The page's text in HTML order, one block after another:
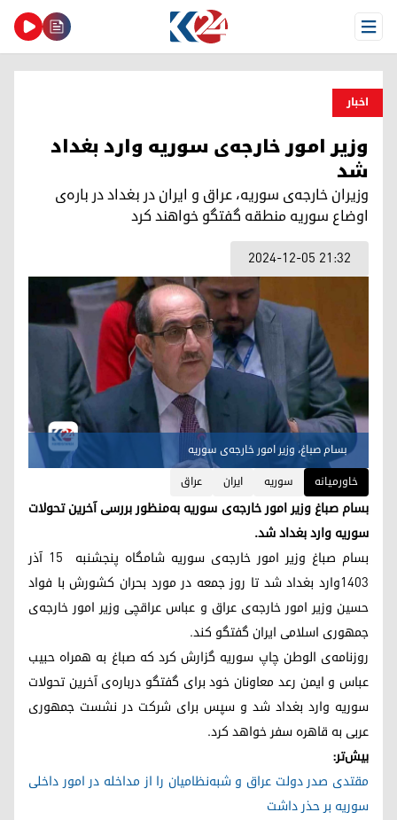
Open Menu
اخبار
وزیر امور خارجه‌‌ی سوریه وارد بغداد
شد
وزیران خارجه‌ی سوریه، عراق و ایران در بغداد در باره‌ی
اوضاع سوریه منطقه گفتگو خواهند کرد
2024-12-05 21:32
بسام صباغ، وزیر امور خارجه‌ی سوریه
خاورمیانه
سوریه ایران عراق
بسام صباغ وزیر امور خارجه‌ی سوریه به‌منظور بررسی آخرین تحولات
سوریه وارد بغداد شد.
بسام صباغ وزیر امور خارجه‌‌ی سوریه شامگاه پنجشنبه ۱۵ آذر
۱۴۰۳وارد بغداد شد تا روز جمعه در مورد بحران کشورش با فواد
حسین وزیر امور خارجه‌ی عراق و عباس عراقچی وزیر امور خارجه‌ی
جمهوری اسلامی ایران گفتگو کند.
روزنامه‌ی الوطن چاپ سوریه گزارش کرد که صباغ به همراه حبیب
عباس و ایمن رعد معاونان خود برای گفتگو درباره‌ی آخرین تحولات
سوریه وارد بغداد شد و سپس برای شرکت در نشست جمهوری
عربی به قاهره سفر خواهد کرد.
بیش‌تر:
مقتدی صدر دولت عراق و شبه‌نظامیان را از مداخله در امور داخلی
سوریه بر حذر داشت